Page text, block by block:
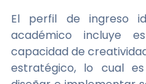
El perfil de ingreso
académico incluye
capacidad de
estratégico, lo cual